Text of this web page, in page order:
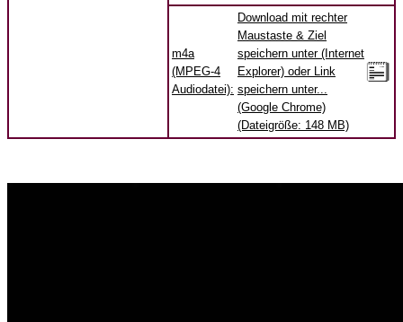
m4a
(MPEG-4
Audiodatei):
Download mit rechter
Maustaste & Ziel
speichern unter (Internet
Explorer) oder Link
speichern unter...
(Google Chrome)
(Dateigröße: 148 MB)